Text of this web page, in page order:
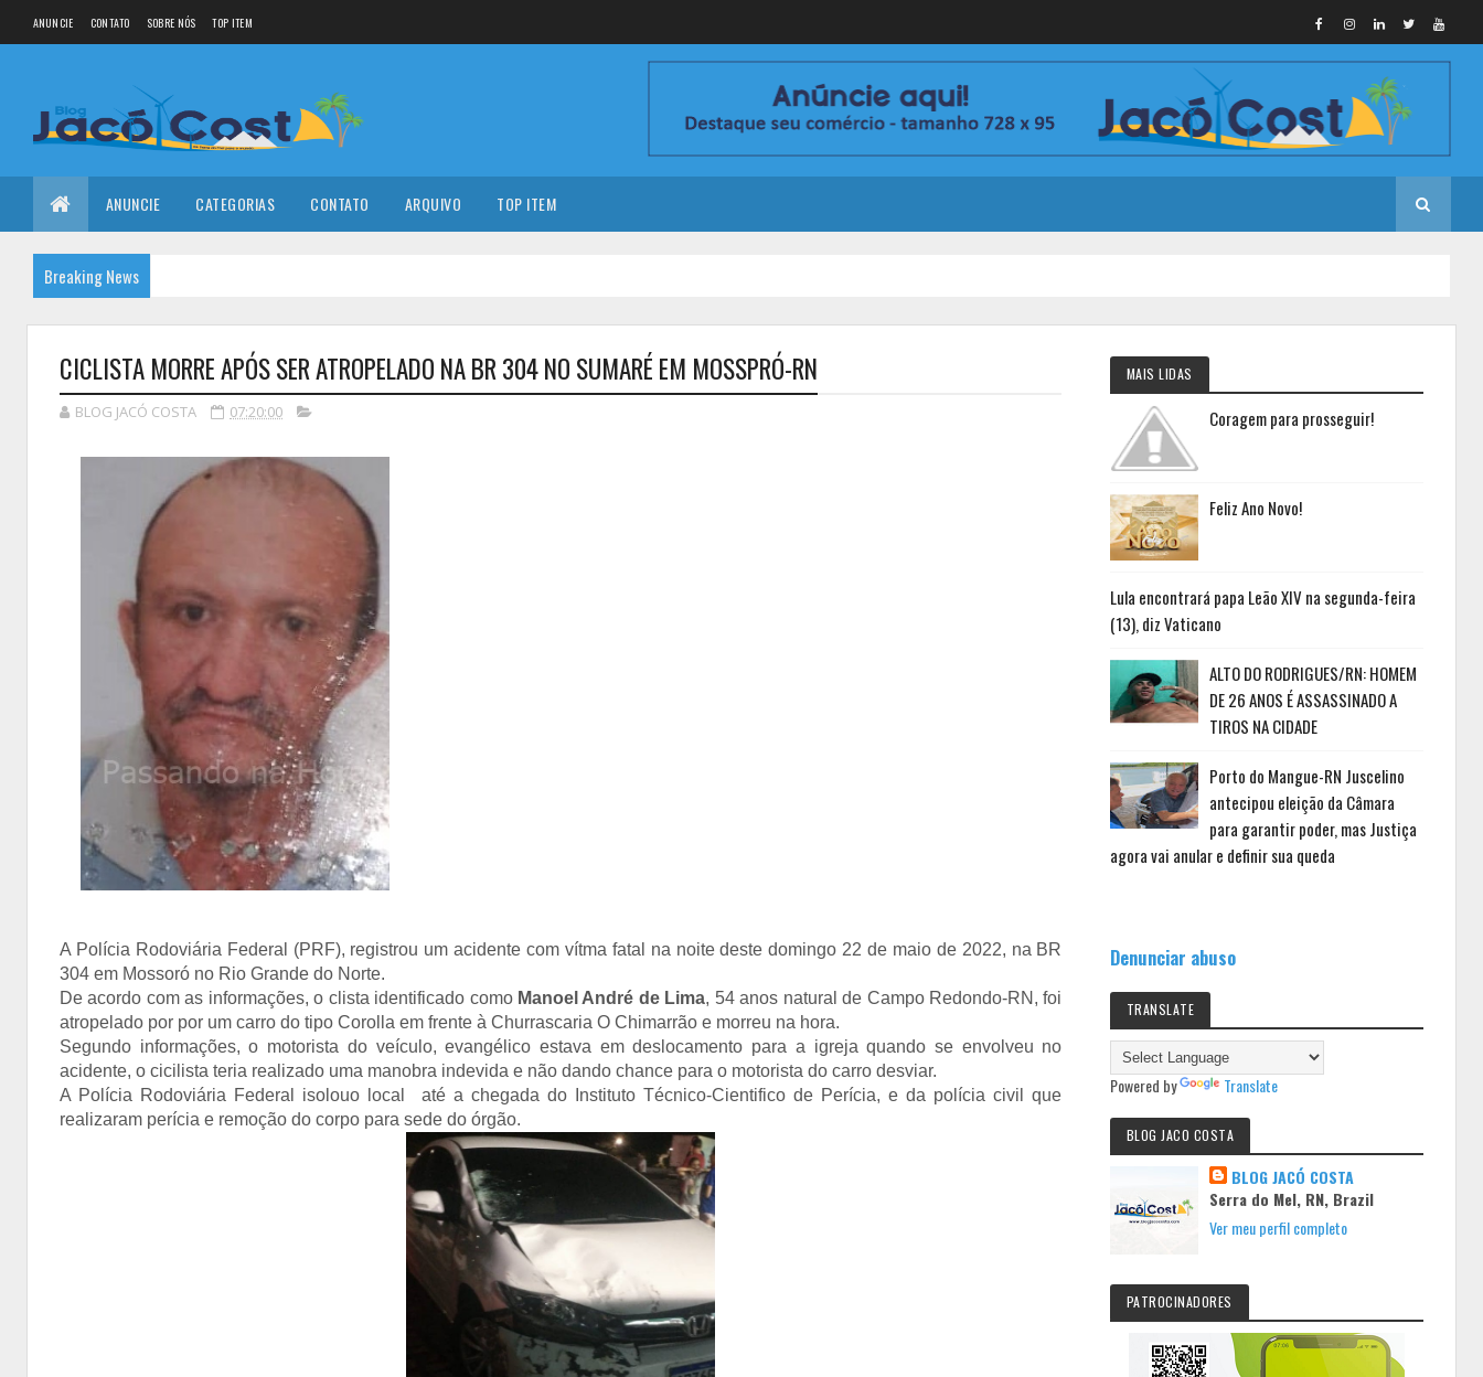
ANUNCIE CONTATO SOBRE NÓS TOP ITEM
ANUNCIE CATEGORIAS CONTATO ARQUIVO TOP ITEM
Breaking News
CICLISTA MORRE APÓS SER ATROPELADO NA BR 304 NO SUMARÉ EM MOSSPRÓ-RN
BLOG JACÓ COSTA 07:20:00
A Polícia Rodoviária Federal (PRF), registrou um acidente com vítma fatal na noite deste domingo 22 de maio de 2022, na BR
304 em Mossoró no Rio Grande do Norte.
De acordo com as informações, o clista identificado como Manoel André de Lima, 54 anos natural de Campo Redondo-RN, foi
atropelado por por um carro do tipo Corolla em frente à Churrascaria O Chimarrão e morreu na hora.
Segundo informações, o motorista do veículo, evangélico estava em deslocamento para a igreja quando se envolveu no
acidente, o cicilista teria realizado uma manobra indevida e não dando chance para o motorista do carro desviar.
A Polícia Rodoviária Federal isolouo local até a chegada do Instituto Técnico-Cientifico de Perícia, e da polícia civil que
realizaram perícia e remoção do corpo para sede do órgão.
MAIS LIDAS
Coragem para prosseguir!
Feliz Ano Novo!
Lula encontrará papa Leão XIV na segunda-feira
(13), diz Vaticano
ALTO DO RODRIGUES/RN: HOMEM
DE 26 ANOS É ASSASSINADO A
TIROS NA CIDADE
Porto do Mangue-RN Juscelino
antecipou eleição da Câmara
para garantir poder, mas Justiça
agora vai anular e definir sua queda
Denunciar abuso
TRANSLATE
Powered by Translate
BLOG JACO COSTA
BLOG JACÓ COSTA
Serra do Mel, RN, Brazil
Ver meu perfil completo
PATROCINADORES